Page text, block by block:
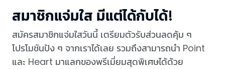
สมาชิกแจ่มใส มีแต่ได้กับได้!
สมัครสมาชิกแจ่มใสวันนี้ เตรียมตัวรับส่วนลดคุ้ม ๆ
โปรโมชันปัง ๆ จากเราได้เลย รวมถึงสามารถนำ Point
และ Heart มาแลกของพรีเมี่ยมสุดพิเศษได้ด้วย